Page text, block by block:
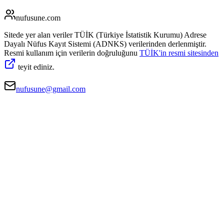
nufusune.com
Sitede yer alan veriler TÜİK (Türkiye İstatistik Kurumu) Adrese
Dayalı Nüfus Kayıt Sistemi (ADNKS) verilerinden derlenmiştir.
Resmi kullanım için verilerin doğruluğunu TÜİK'in resmi sitesinden
teyit ediniz.
nufusune@gmail.com